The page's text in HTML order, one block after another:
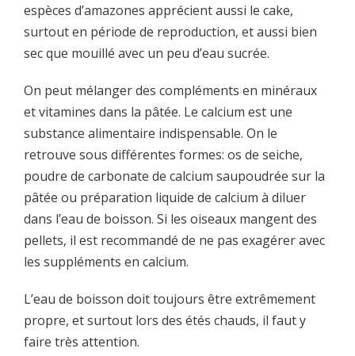
espèces d’amazones apprécient aussi le cake,
surtout en période de reproduction, et aussi bien
sec que mouillé avec un peu d’eau sucrée.
On peut mélanger des compléments en minéraux
et vitamines dans la pâtée. Le calcium est une
substance alimentaire indispensable. On le
retrouve sous différentes formes: os de seiche,
poudre de carbonate de calcium saupoudrée sur la
pâtée ou préparation liquide de calcium à diluer
dans l’eau de boisson. Si les oiseaux mangent des
pellets, il est recommandé de ne pas exagérer avec
les suppléments en calcium.
L’eau de boisson doit toujours être extrêmement
propre, et surtout lors des étés chauds, il faut y
faire très attention.